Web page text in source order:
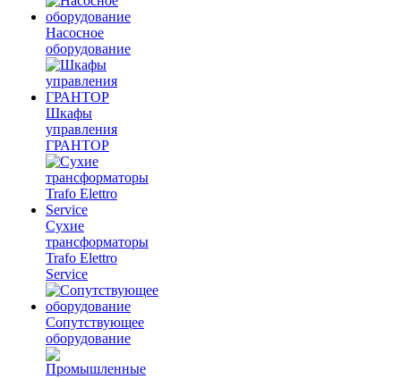
Насосное
оборудование
Шкафы
управления
ГРАНТОР
Сухие
трансформаторы
Trafo Elettro
Service
Сопутствующее
оборудование